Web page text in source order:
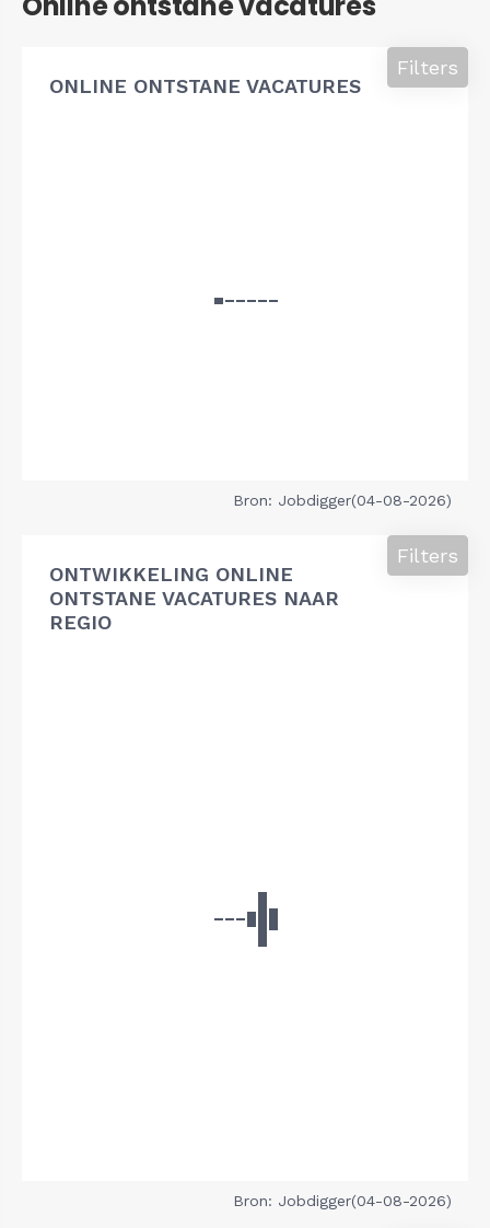
ONLINE ONTSTANE VACATURES
Filters
Bron: Jobdigger(04-08-2026)
ONTWIKKELING ONLINE
ONTSTANE VACATURES NAAR
REGIO
Filters
Bron: Jobdigger(04-08-2026)